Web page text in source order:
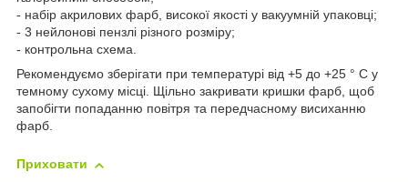
- набір акрилових фарб, високої якості у вакуумній упаковці;
- 3 нейлонові пензлі різного розміру;
- контрольна схема.
Рекомендуємо зберігати при температурі від +5 до +25 ° C у
темному сухому місці. Щільно закривати кришки фарб, щоб
запобігти попаданню повітря та передчасному висиханню
фарб.
Приховати